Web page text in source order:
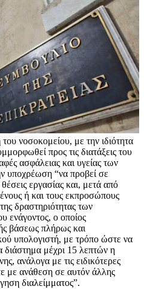
νοσοκομείου, με την ιδιότητα
προς τις διατάξεις του
ασφάλειας και υγείας των
υποχρέωση “να προβεί σε
εργασίας και, μετά από
ή και τους εκπροσώπους
δραστηριότητας των
ενάγοντος, ο οποίος
βάσεως πλήρως και
υπολογιστή, με τρόπο ώστε να
διάστημα μέχρι 15 λεπτών η
ανάλογα με τις ειδικότερες
με ανάθεση σε αυτόν άλλης
διαλείμματος”.